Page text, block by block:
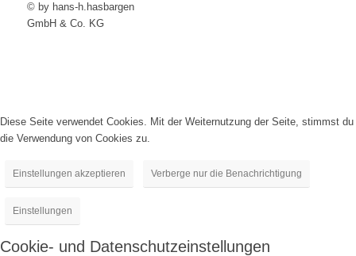
© by hans-h.hasbargen
GmbH & Co. KG
Diese Seite verwendet Cookies. Mit der Weiternutzung der Seite, stimmst du
die Verwendung von Cookies zu.
Einstellungen akzeptieren Verberge nur die Benachrichtigung
Einstellungen
Cookie- und Datenschutzeinstellungen